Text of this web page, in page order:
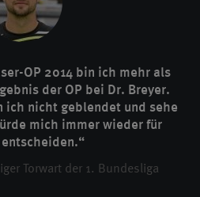
OP 2014 bin ich mehr als
der OP bei Dr. Breyer.
nicht geblendet und sehe
mich immer wieder für
entscheiden.“
Torwart der 1. Bundesliga